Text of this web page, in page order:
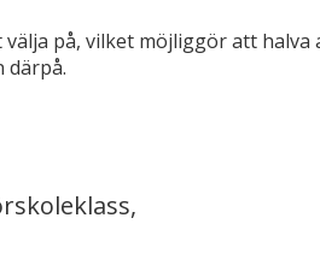
på, vilket möjliggör att halva
därpå.